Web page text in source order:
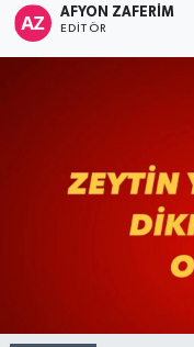
AFYON ZAFERİM
EDITÖR